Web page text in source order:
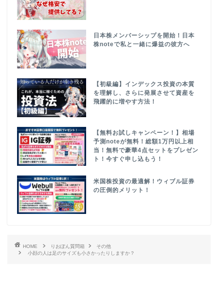
日本株メンバーシップを開始！日本
株noteで私と一緒に爆益の彼方へ
【初級編】インデックス投資の本質
を理解し、さらに発展させて資産を
飛躍的に増やす方法！
【無料お試しキャンペーン！】相場
予測noteが無料！総額1万円以上相
当！無料で豪華4点セットをプレゼン
ト！今すぐ申し込もう！
米国株投資の最適解！ウィブル証券
の圧倒的メリット！
HOME りおぽん質問箱
その他
小顔の人は足のサイズも小さかったりしますか？